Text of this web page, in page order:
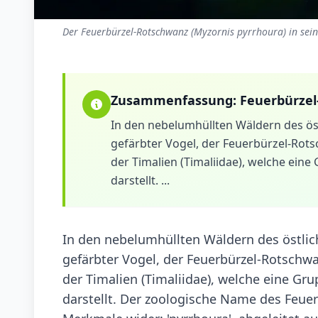
Der Feuerbürzel-Rotschwanz (Myzornis pyrrhoura) in
Zusammenfassung:
In den nebelumhüllten Wäldern des
gefärbter Vogel, der Feuerbürzel-
der Timalien (Timaliidae), welche
darstellt. ...
In den nebelumhüllten Wäldern des
gefärbter Vogel, der Feuerbürzel-
der Timalien (Timaliidae), welche eine
darstellt. Der zoologische Name des